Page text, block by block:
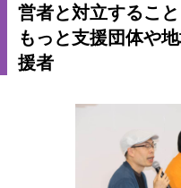
営者と対立するこ
もっと支援団体や
援者